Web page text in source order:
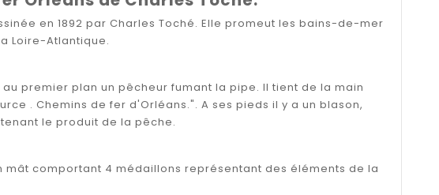
en 1892 par Charles Toché. Elle promeut les bains-de-mer
Loire-Atlantique.
premier plan un pêcheur fumant la pipe. Il tient de la main
. Chemins de fer d'Orléans.". A ses pieds il y a un blason,
le produit de la pêche.
comportant 4 médaillons représentant des éléments de la